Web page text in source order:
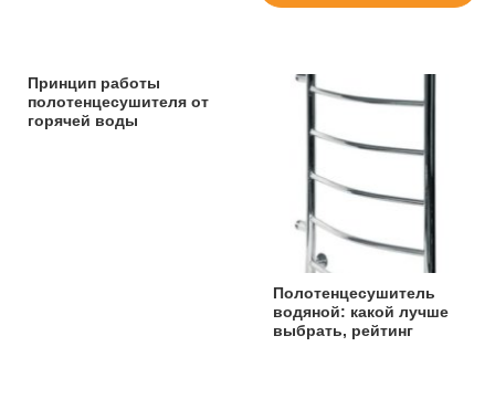
Принцип работы
полотенцесушителя от
горячей воды
Полотенцесушитель
водяной: какой лучше
выбрать, рейтинг